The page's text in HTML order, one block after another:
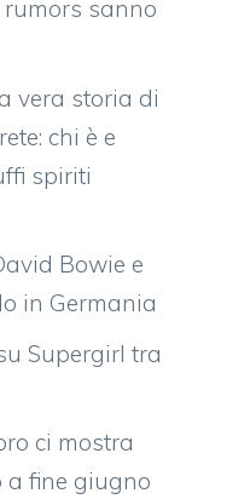
rumors sanno
vera storia di
chi è e
spiriti
Bowie e
in Germania
Supergirl tra
ci mostra
a fine giugno